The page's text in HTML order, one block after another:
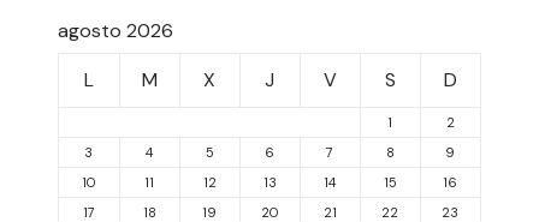
agosto 2026
L
M X J V S D
1
2
3
4 5 6 7 8
9
10
11 12 13 14 15
16
17
18 19 20 21 22
23